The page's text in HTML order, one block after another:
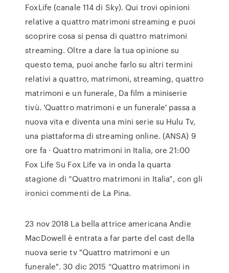
FoxLife (canale 114 di Sky). Qui trovi opinioni
relative a quattro matrimoni streaming e puoi
scoprire cosa si pensa di quattro matrimoni
streaming. Oltre a dare la tua opinione su
questo tema, puoi anche farlo su altri termini
relativi a quattro, matrimoni, streaming, quattro
matrimoni e un funerale, Da film a miniserie
tivù. 'Quattro matrimoni e un funerale' passa a
nuova vita e diventa una mini serie su Hulu Tv,
una piattaforma di streaming online. (ANSA) 9
ore fa · Quattro matrimoni in Italia, ore 21:00
Fox Life Su Fox Life va in onda la quarta
stagione di “Quattro matrimoni in Italia”, con gli
ironici commenti de La Pina.
23 nov 2018 La bella attrice americana Andie
MacDowell è entrata a far parte del cast della
nuova serie tv "Quattro matrimoni e un
funerale". 30 dic 2015 “Quattro matrimoni in